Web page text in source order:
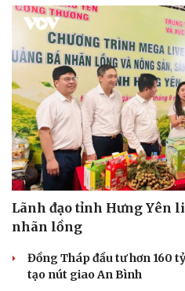
Lãnh đạo tỉnh Hưng Yên
nhãn lồng
Đồng Tháp đầu tư hơn 160
tạo nút giao An Bình